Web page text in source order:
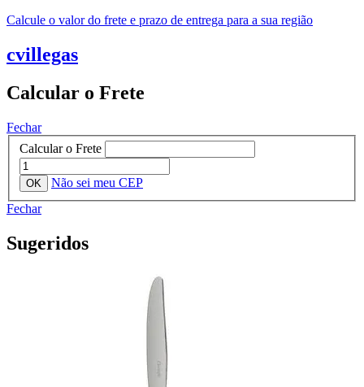
Calcule o valor do frete e prazo de entrega para a sua região
cvillegas
Calcular o Frete
Fechar
Calcular o Frete
Não sei meu CEP
Fechar
Sugeridos